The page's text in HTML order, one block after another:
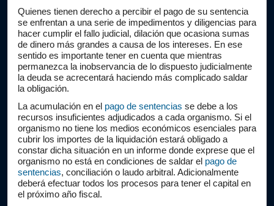
Quienes tienen derecho a percibir el pago de su sentencia
se enfrentan a una serie de impedimentos y diligencias para
hacer cumplir el fallo judicial, dilación que ocasiona sumas
de dinero más grandes a causa de los intereses. En ese
sentido es importante tener en cuenta que mientras
permanezca la inobservancia de lo dispuesto judicialmente
la deuda se acrecentará haciendo más complicado saldar
la obligación.
La acumulación en el pago de sentencias se debe a los
recursos insuficientes adjudicados a cada organismo. Si el
organismo no tiene los medios económicos esenciales para
cubrir los importes de la liquidación estará obligado a
constar dicha situación en un informe donde exprese que el
organismo no está en condiciones de saldar el pago de
sentencias, conciliación o laudo arbitral. Adicionalmente
deberá efectuar todos los procesos para tener el capital en
el próximo año fiscal.